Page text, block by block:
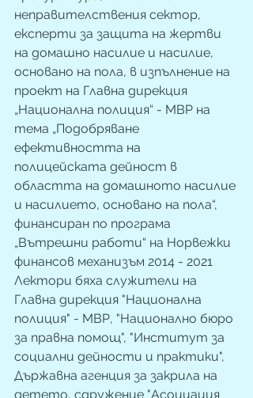
неправителствения сектор,
експерти за защита на жертви
на домашно насилие и насилие,
основано на пола, в изпълнение на
проект на Главна дирекция
„Национална полиция“ - МВР на
тема „Подобряване
ефективността на
полицейската дейност в
областта на домашното насилие
и насилието, основано на пола“,
финансиран по програма
„Вътрешни работи“ на Норвежки
финансов механизъм 2014 - 2021
Лектори бяха служители на
Главна дирекция "Национална
полиция" - МВР, "Национално бюро
за правна помощ", "Институт за
социални дейности и практики",
Държавна агенция за закрила на
детето, сдружение "Асоциация